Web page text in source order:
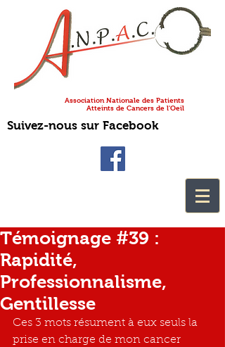
Association Nationale des Patients
Atteints de Cancers de l'Oeil
Suivez-nous sur Facebook
Témoignage #39 :
Rapidité,
Professionnalisme,
Gentillesse
Ces 3 mots résument à eux seuls la
prise en charge de mon cancer